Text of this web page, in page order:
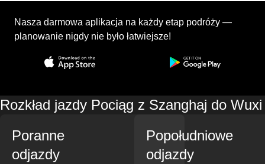
Nasza darmowa aplikacja na każdy etap podróży —
planowanie nigdy nie było łatwiejsze!
Rozkład jazdy Pociąg z Szanghaj do Wuxi
Poranne
odjazdy
Popołudniowe
odjazdy